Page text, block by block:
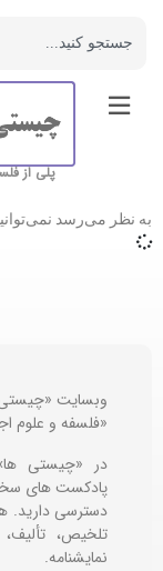
پلی از
به نظر می‌رسد
وبسایت
«فلسفه و علوم
در «چیستی
پادکست های
دسترسی دارید.
تلخیص،
نمایشنامه.